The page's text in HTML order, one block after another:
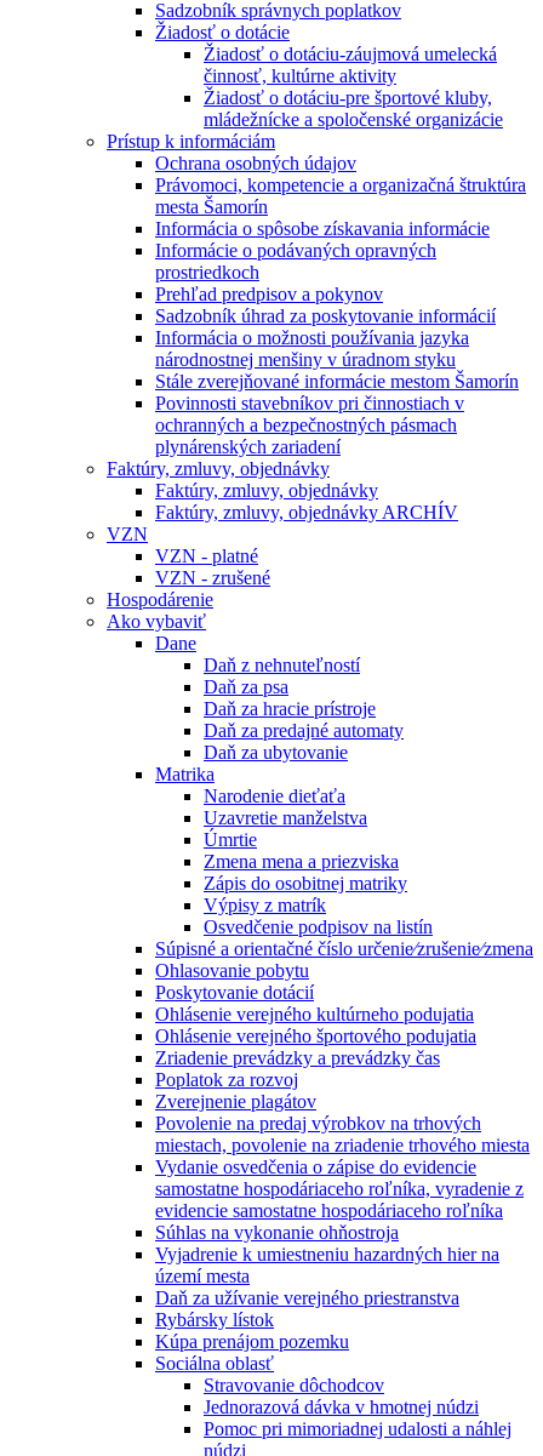
Sadzobník správnych poplatkov
Žiadosť o dotácie
Žiadosť o dotáciu-záujmová umelecká
činnosť, kultúrne aktivity
Žiadosť o dotáciu-pre športové kluby,
mládežnícke a spoločenské organizácie
Prístup k informáciám
Ochrana osobných údajov
Právomoci, kompetencie a organizačná štruktúra
mesta Šamorín
Informácia o spôsobe získavania informácie
Informácie o podávaných opravných
prostriedkoch
Prehľad predpisov a pokynov
Sadzobník úhrad za poskytovanie informácií
Informácia o možnosti používania jazyka
národnostnej menšiny v úradnom styku
Stále zverejňované informácie mestom Šamorín
Povinnosti stavebníkov pri činnostiach v
ochranných a bezpečnostných pásmach
plynárenských zariadení
Faktúry, zmluvy, objednávky
Faktúry, zmluvy, objednávky
Faktúry, zmluvy, objednávky ARCHÍV
VZN
VZN - platné
VZN - zrušené
Hospodárenie
Ako vybaviť
Dane
Daň z nehnuteľností
Daň za psa
Daň za hracie prístroje
Daň za predajné automaty
Daň za ubytovanie
Matrika
Narodenie dieťaťa
Uzavretie manželstva
Úmrtie
Zmena mena a priezviska
Zápis do osobitnej matriky
Výpisy z matrík
Osvedčenie podpisov na listín
Súpisné a orientačné číslo určenie⁄zrušenie⁄zmena
Ohlasovanie pobytu
Poskytovanie dotácií
Ohlásenie verejného kultúrneho podujatia
Ohlásenie verejného športového podujatia
Zriadenie prevádzky a prevádzky čas
Poplatok za rozvoj
Zverejnenie plagátov
Povolenie na predaj výrobkov na trhových
miestach, povolenie na zriadenie trhového miesta
Vydanie osvedčenia o zápise do evidencie
samostatne hospodáriaceho roľníka, vyradenie z
evidencie samostatne hospodáriaceho roľníka
Súhlas na vykonanie ohňostroja
Vyjadrenie k umiestneniu hazardných hier na
území mesta
Daň za užívanie verejného priestranstva
Rybársky lístok
Kúpa prenájom pozemku
Sociálna oblasť
Stravovanie dôchodcov
Jednorazová dávka v hmotnej núdzi
Pomoc pri mimoriadnej udalosti a náhlej
núdzi